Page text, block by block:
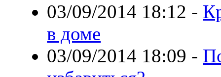
03/09/2014 18:12 -
в доме
03/09/2014 18:09 -